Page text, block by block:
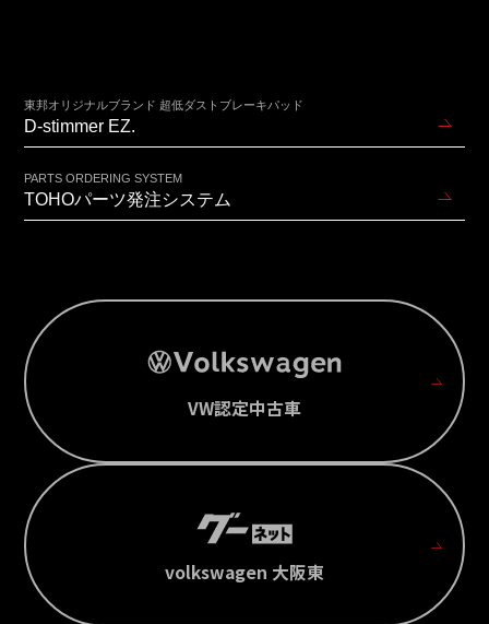
東邦オリジナルブランド 超低ダストブレーキパッド
D-stimmer EZ.
PARTS ORDERING SYSTEM
TOHOパーツ発注システム
VW認定中古車
volkswagen 大阪東